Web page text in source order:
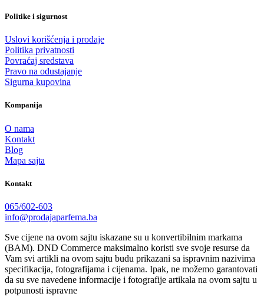
Politike i sigurnost
Uslovi korišćenja i prodaje
Politika privatnosti
Povraćaj sredstava
Pravo na odustajanje
Sigurna kupovina
Kompanija
O nama
Kontakt
Blog
Mapa sajta
Kontakt
065/602-603
info@prodajaparfema.ba
Sve cijene na ovom sajtu iskazane su u konvertibilnim markama
(BAM). DND Commerce maksimalno koristi sve svoje resurse da
Vam svi artikli na ovom sajtu budu prikazani sa ispravnim nazivima
specifikacija, fotografijama i cijenama. Ipak, ne možemo garantovati
da su sve navedene informacije i fotografije artikala na ovom sajtu u
potpunosti ispravne